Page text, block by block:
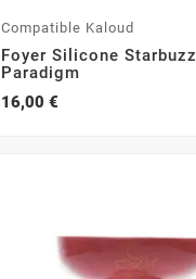
Compatible Kaloud
Foyer Silicone Starbuzz
Paradigm
16,00 €